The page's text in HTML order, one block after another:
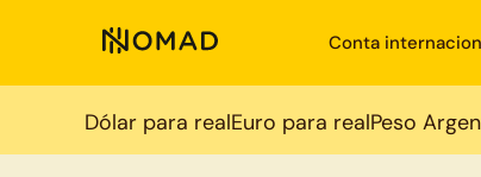
Conta
Dólar para realEuro para realPeso